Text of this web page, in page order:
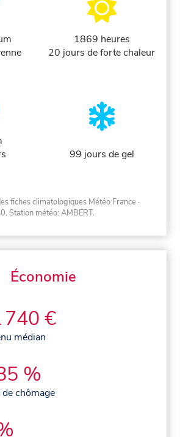
1869 heures
20 jours de forte chaleur
99 jours de gel
fiches climatologiques Météo France ·
. Station météo: AMBERT.
Économie
740 €
médian
%
de chômage